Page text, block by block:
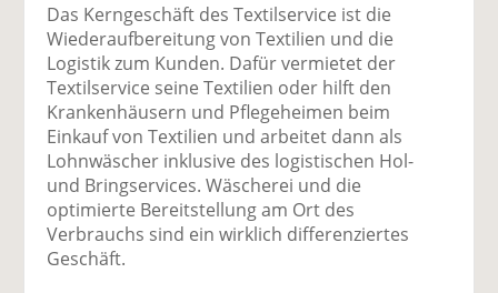
Das Kerngeschäft des Textilservice ist die
Wiederaufbereitung von Textilien und die
Logistik zum Kunden. Dafür vermietet der
Textilservice seine Textilien oder hilft den
Krankenhäusern und Pflegeheimen beim
Einkauf von Textilien und arbeitet dann als
Lohnwäscher inklusive des logistischen Hol-
und Bringservices. Wäscherei und die
optimierte Bereitstellung am Ort des
Verbrauchs sind ein wirklich differenziertes
Geschäft.